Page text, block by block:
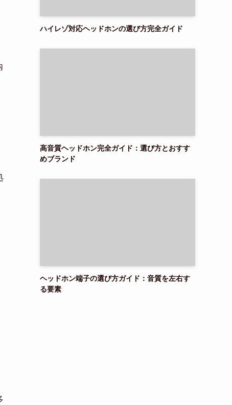
ハイレゾ対応ヘッドホンの選び方完全ガイド
高音質ヘッドホン完全ガイド：選び方とおすす
めブランド
ヘッドホン端子の選び方ガイド：音質を左右す
る要素